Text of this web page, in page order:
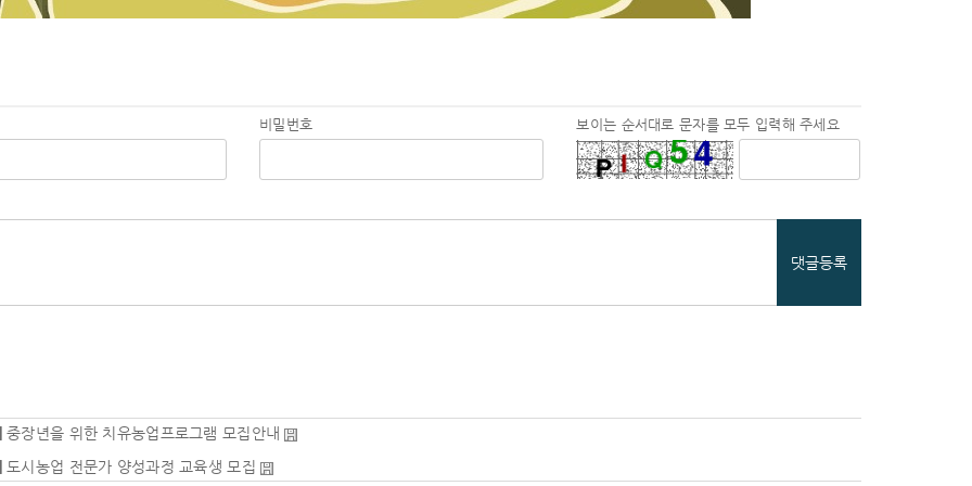
비밀번호 보이는 순서대로 문자를 모두 입력해 주세요
댓글등록
|중장년을 위한 치유농업프로그램 모집안내
도시농업 전문가 양성과정 교육생 모집